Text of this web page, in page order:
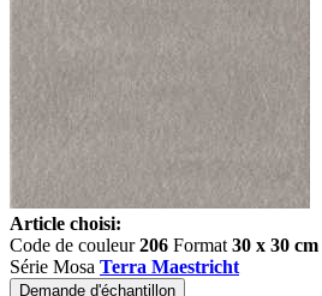
Article choisi:
Code de couleur206 Format 30 x 30 cm
Série Mosa Terra Maestricht
Demande d'échantillon